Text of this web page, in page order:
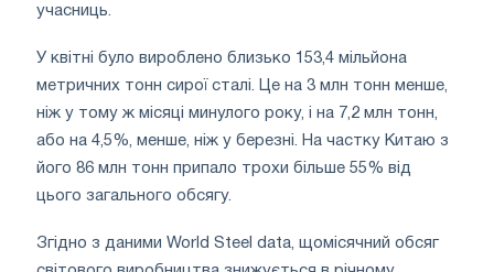
учасниць.
У квітні було вироблено близько 153,4 мільйона
метричних тонн сирої сталі. Це на 3 млн тонн менше,
ніж у тому ж місяці минулого року, і на 7,2 млн тонн,
або на 4,5%, менше, ніж у березні. На частку Китаю з
його 86 млн тонн припало трохи більше 55% від
цього загального обсягу.
Згідно з даними World Steel data, щомісячний обсяг